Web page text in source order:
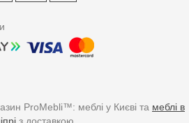
ProMebli™: меблі у Києві та меблі в